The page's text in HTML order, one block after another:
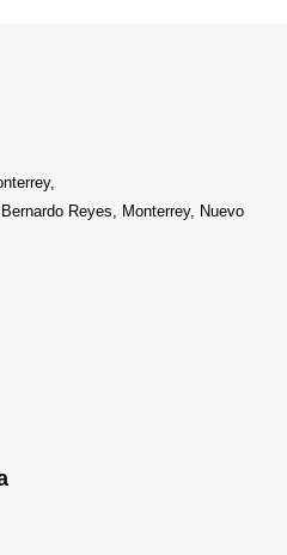
Reyes, Monterrey, Nuevo